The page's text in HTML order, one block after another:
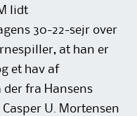
lidt
30-22-sejr over
at han er
et hav af
fra Hansens
U. Mortensen